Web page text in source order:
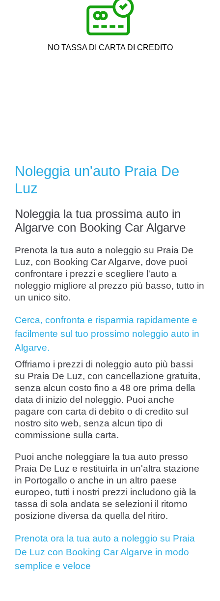
NO TASSA DI CARTA DI CREDITO
Noleggia un'auto Praia De
Luz
Noleggia la tua prossima auto in
Algarve con Booking Car Algarve
Prenota la tua auto a noleggio su Praia De
Luz, con Booking Car Algarve, dove puoi
confrontare i prezzi e scegliere l'auto a
noleggio migliore al prezzo più basso, tutto in
un unico sito.
Cerca, confronta e risparmia rapidamente e
facilmente sul tuo prossimo noleggio auto in
Algarve.
Offriamo i prezzi di noleggio auto più bassi
su Praia De Luz, con cancellazione gratuita,
senza alcun costo fino a 48 ore prima della
data di inizio del noleggio. Puoi anche
pagare con carta di debito o di credito sul
nostro sito web, senza alcun tipo di
commissione sulla carta.
Puoi anche noleggiare la tua auto presso
Praia De Luz e restituirla in un'altra stazione
in Portogallo o anche in un altro paese
europeo, tutti i nostri prezzi includono già la
tassa di sola andata se selezioni il ritorno
posizione diversa da quella del ritiro.
Prenota ora la tua auto a noleggio su Praia
De Luz con Booking Car Algarve in modo
semplice e veloce